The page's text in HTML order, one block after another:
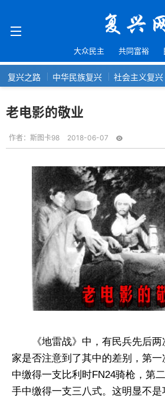
大众民主 共同富裕
复兴之路 中华民族复兴 社会主义复兴
老电影的敬业
作者： 斯图卡98 2018-06-07
《地雷战》中，有民兵先后
家是否注意到了其中的差别，第
中缴得一支比利时FN24骑枪，第
手中缴得一支三八式。这明显不